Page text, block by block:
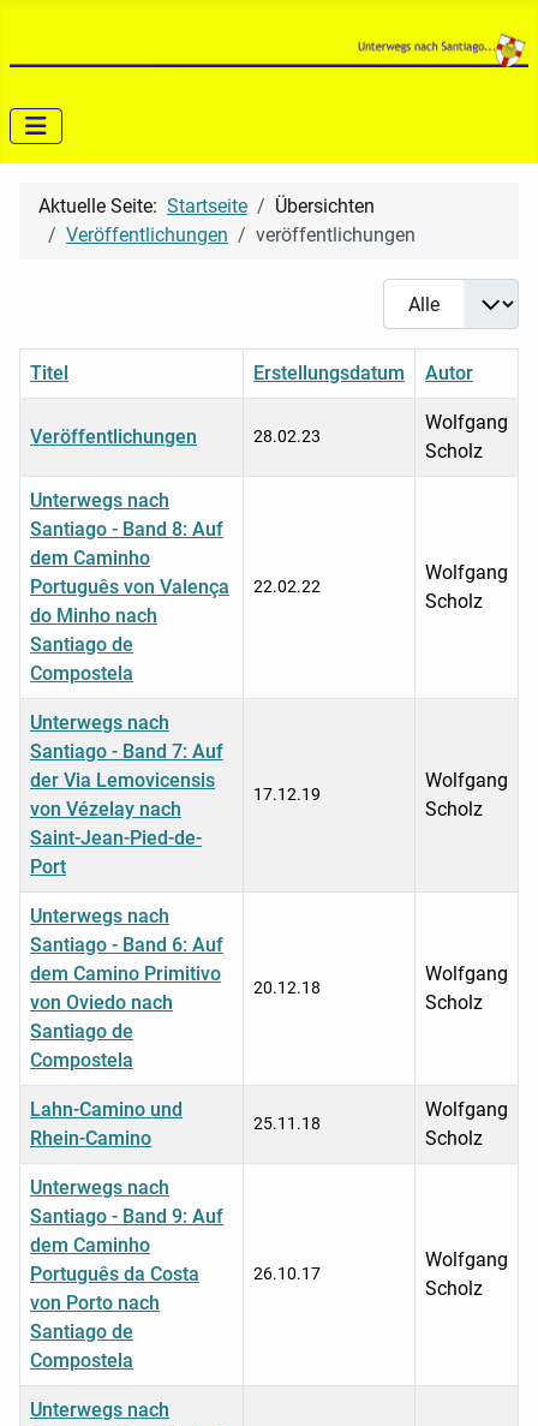
Aktuelle Seite: Startseite
Übersichten
Veröffentlichungen
veröffentlichungen
Anzeige #
Titel Erstellungsdatum Autor
Veröffentlichungen 28.02.23
Wolfgang
Scholz
Unterwegs nach
Santiago - Band 8: Auf
dem Caminho
Português von Valença
do Minho nach
Santiago de
Compostela
22.02.22
Wolfgang
Scholz
Unterwegs nach
Santiago - Band 7: Auf
der Via Lemovicensis
von Vézelay nach
Saint-Jean-Pied-de-
Port
17.12.19
Wolfgang
Scholz
Unterwegs nach
Santiago - Band 6: Auf
dem Camino Primitivo
von Oviedo nach
Santiago de
Compostela
20.12.18
Wolfgang
Scholz
Lahn-Camino und
Rhein-Camino
25.11.18
Wolfgang
Scholz
Unterwegs nach
Santiago - Band 9: Auf
dem Caminho
Português da Costa
von Porto nach
Santiago de
Compostela
26.10.17
Wolfgang
Scholz
Unterwegs nach